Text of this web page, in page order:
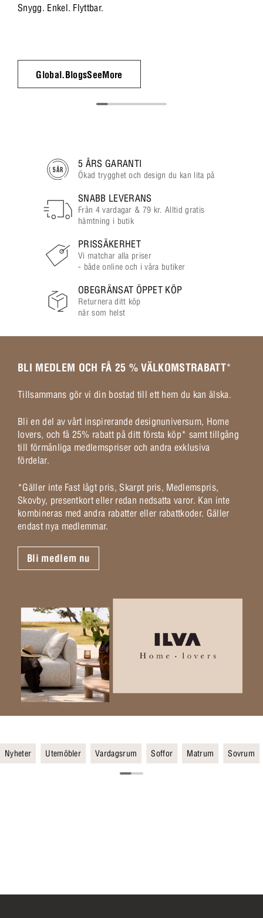
Snygg. Enkel. Flyttbar.
Global.BlogsSeeMore
5 ÅRS GARANTI
Ökad trygghet och design du kan lita på
SNABB LEVERANS
Från 4 vardagar & 79 kr. Alltid gratis
hämtning i butik
PRISSÄKERHET
Vi matchar alla priser
- både online och i våra butiker
OBEGRÄNSAT ÖPPET KÖP
Returnera ditt köp
när som helst
BLI MEDLEM OCH FÅ 25 % VÄLKOMSTRABATT*
Tillsammans gör vi din bostad till ett hem du kan älska.
Bli en del av vårt inspirerande designuniversum, Home
lovers, och få 25% rabatt på ditt första köp* samt tillgång
till förmånliga medlemspriser och andra exklusiva
fördelar.
*Gäller inte Fast lågt pris, Skarpt pris, Medlemspris,
Skovby, presentkort eller redan nedsatta varor. Kan inte
kombineras med andra rabatter eller rabattkoder. Gäller
endast nya medlemmar.
Bli medlem nu
Nyheter Utemöbler Vardagsrum Soffor Matrum Sovrum